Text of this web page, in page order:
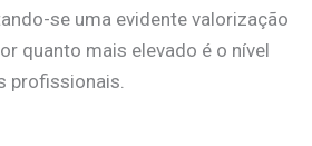
se uma evidente valorização
quanto mais elevado é o nível
profissionais.